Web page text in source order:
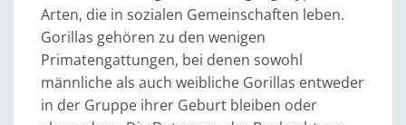
Arten, die in sozialen Gemeinschaften leben.
Gorillas gehören zu den wenigen
Primatengattungen, bei denen sowohl
männliche als auch weibliche Gorillas entweder
in der Gruppe ihrer Geburt bleiben oder